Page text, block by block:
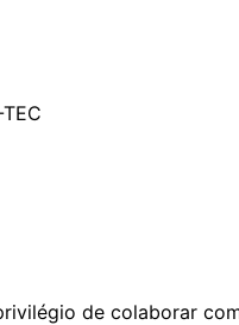
de colaborar